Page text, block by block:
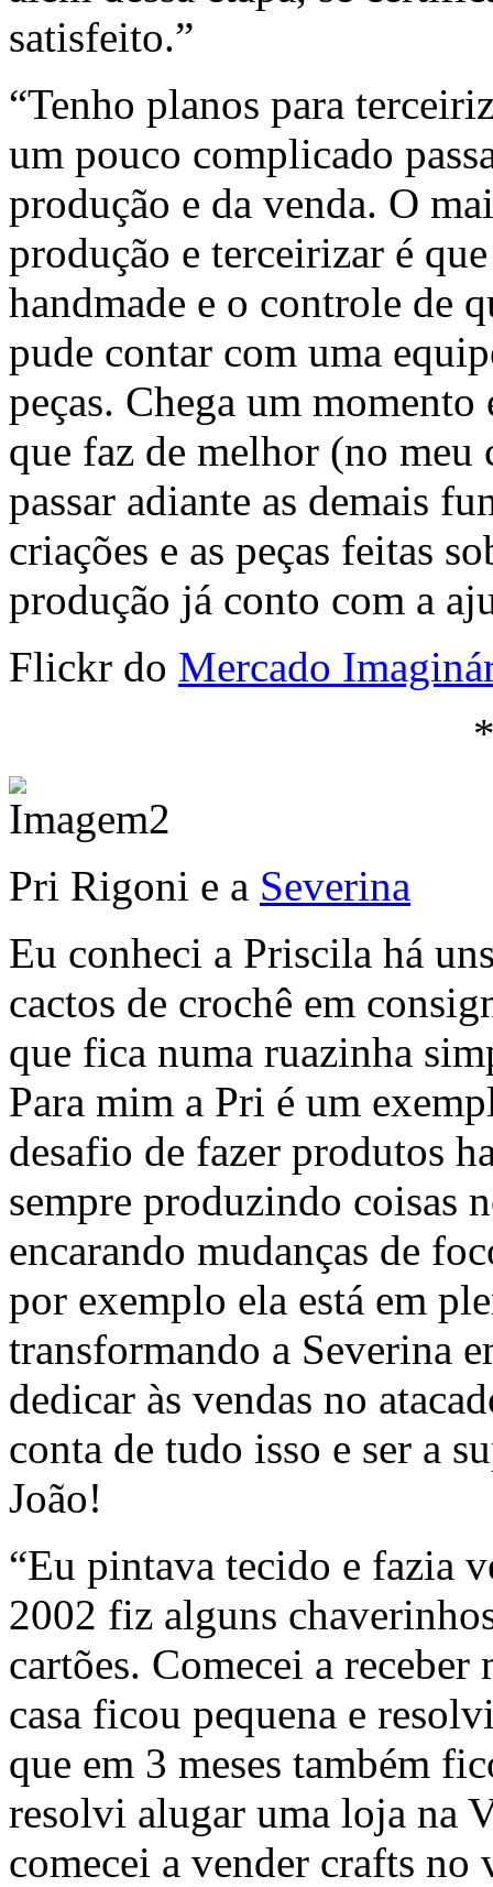
satisfeito.”
“Tenho planos para
um pouco complicado
produção e da venda. O
produção e terceirizar é
handmade e o controle de
pude contar com uma
peças. Chega um
que faz de melhor (no meu
passar adiante as demais
criações e as peças feitas
produção já conto com a
Flickr do Mercado
Pri Rigoni e a Severina
Eu conheci a Priscila há
cactos de crochê em
que fica numa ruazinha
Para mim a Pri é um
desafio de fazer produtos
sempre produzindo coisas
encarando mudanças de
por exemplo ela está em
transformando a Severina
dedicar às vendas no
conta de tudo isso e ser a
João!
“Eu pintava tecido e fazia
2002 fiz alguns
cartões. Comecei a
casa ficou pequena e
que em 3 meses também
resolvi alugar uma loja na
comecei a vender crafts